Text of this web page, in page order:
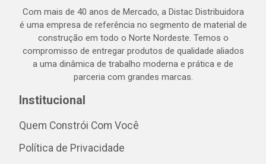
Com mais de 40 anos de Mercado, a Distac Distribuidora
é uma empresa de referência no segmento de material de
construção em todo o Norte Nordeste. Temos o
compromisso de entregar produtos de qualidade aliados
a uma dinâmica de trabalho moderna e prática e de
parceria com grandes marcas.
Institucional
Quem Constrói Com Você
Política de Privacidade